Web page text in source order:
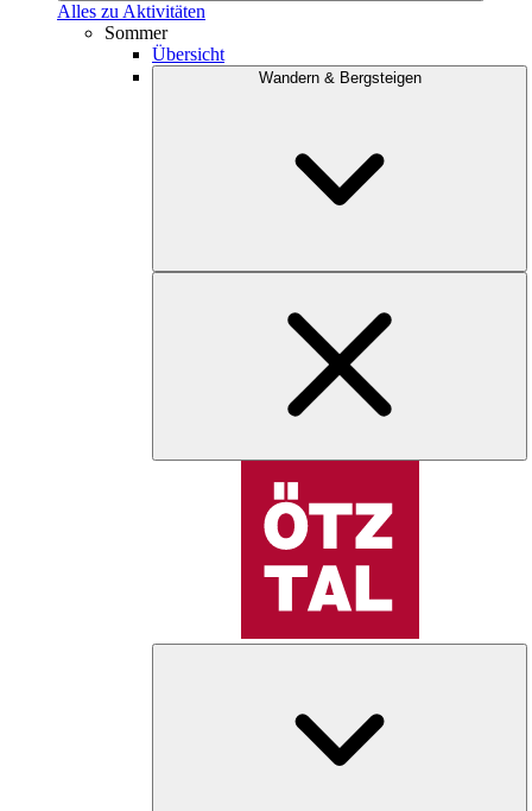
Alles zu Aktivitäten
Sommer
Übersicht
Wandern & Bergsteigen